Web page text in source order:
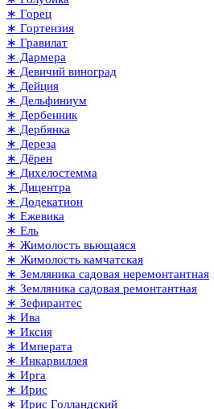
∗ Горец
∗ Гортензия
∗ Гравилат
∗ Дармера
∗ Девичий виноград
∗ Дейция
∗ Дельфиниум
∗ Дербенник
∗ Дербянка
∗ Дереза
∗ Дёрен
∗ Дихелостемма
∗ Дицентра
∗ Додекатион
∗ Ежевика
∗ Ель
∗ Жимолость вьющаяся
∗ Жимолость камчатская
∗ Земляника садовая неремонтантная
∗ Земляника садовая ремонтантная
∗ Зефирантес
∗ Ива
∗ Иксия
∗ Императа
∗ Инкарвиллея
∗ Ирга
∗ Ирис
∗ Ирис Голландский